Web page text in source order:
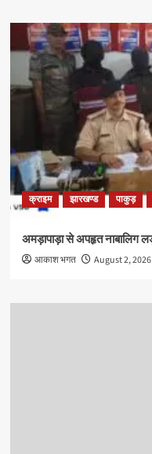
क्राइम झारखण्ड पाकुड़
अमड़ापाड़ा से अपहृत नाबालिग
आकाश भगत August 2, 2026